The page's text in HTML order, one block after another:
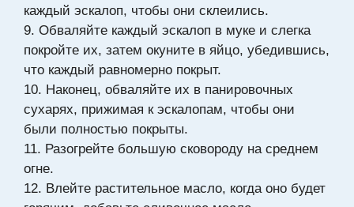
каждый эскалоп, чтобы они склеились.
9. Обваляйте каждый эскалоп в муке и слегка
покройте их, затем окуните в яйцо, убедившись,
что каждый равномерно покрыт.
10. Наконец, обваляйте их в панировочных
сухарях, прижимая к эскалопам, чтобы они
были полностью покрыты.
11. Разогрейте большую сковороду на среднем
огне.
12. Влейте растительное масло, когда оно будет